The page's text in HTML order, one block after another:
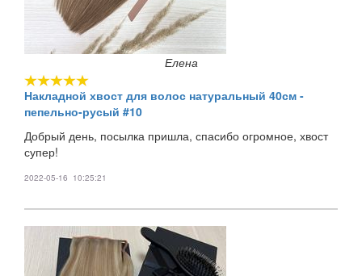
Елена
Накладной хвост для волос натуральный 40см -
пепельно-русый #10
Добрый день, посылка пришла, спасибо огромное, хвост
супер!
2022-05-16 10:25:21